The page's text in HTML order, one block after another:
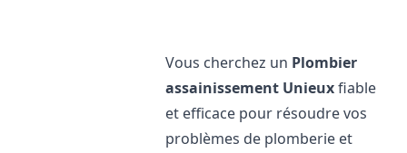
Vous cherchez un Plombier
assainissement Unieuxfiable
et efficace pour résoudre vos
problèmes de plomberie et